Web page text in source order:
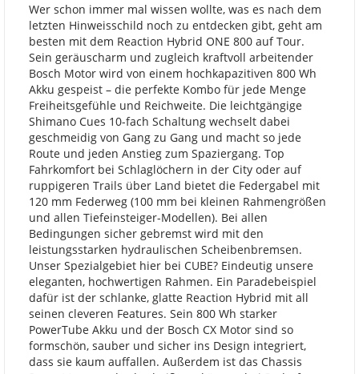
Wer schon immer mal wissen wollte, was es nach dem
letzten Hinweisschild noch zu entdecken gibt, geht am
besten mit dem Reaction Hybrid ONE 800 auf Tour.
Sein geräuscharm und zugleich kraftvoll arbeitender
Bosch Motor wird von einem hochkapazitiven 800 Wh
Akku gespeist – die perfekte Kombo für jede Menge
Freiheitsgefühle und Reichweite. Die leichtgängige
Shimano Cues 10-fach Schaltung wechselt dabei
geschmeidig von Gang zu Gang und macht so jede
Route und jeden Anstieg zum Spaziergang. Top
Fahrkomfort bei Schlaglöchern in der City oder auf
ruppigeren Trails über Land bietet die Federgabel mit
120 mm Federweg (100 mm bei kleinen Rahmengrößen
und allen Tiefeinsteiger-Modellen). Bei allen
Bedingungen sicher gebremst wird mit den
leistungsstarken hydraulischen Scheibenbremsen.
Unser Spezialgebiet hier bei CUBE? Eindeutig unsere
eleganten, hochwertigen Rahmen. Ein Paradebeispiel
dafür ist der schlanke, glatte Reaction Hybrid mit all
seinen cleveren Features. Sein 800 Wh starker
PowerTube Akku und der Bosch CX Motor sind so
formschön, sauber und sicher ins Design integriert,
dass sie kaum auffallen. Außerdem ist das Chassis